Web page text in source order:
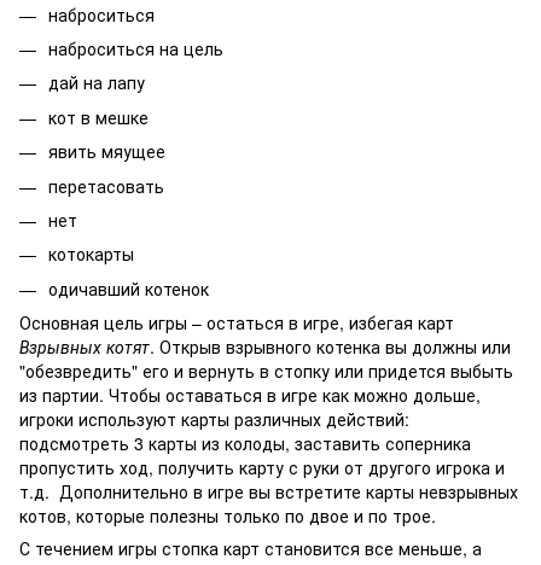
наброситься
наброситься на цель
дай на лапу
кот в мешке
явить мяущее
перетасовать
нет
котокарты
одичавший котенок
Основная цель игры – остаться в игре, избегая карт
Взрывных котят. Открыв взрывного котенка вы должны или
"обезвредить" его и вернуть в стопку или придется выбыть
из партии. Чтобы оставаться в игре как можно дольше,
игроки используют карты различных действий:
подсмотреть 3 карты из колоды, заставить соперника
пропустить ход, получить карту с руки от другого игрока и
т.д. Дополнительно в игре вы встретите карты невзрывных
котов, которые полезны только по двое и по трое.
С течением игры стопка карт становится все меньше, а